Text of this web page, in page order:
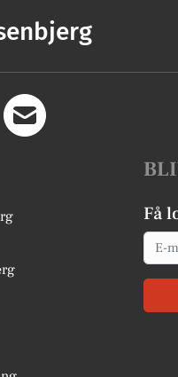
Få
Email